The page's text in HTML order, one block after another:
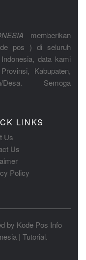
memberikan
pos ) di seluruh
data kami
Kabupaten,
Desa. Semoga
LINKS
Us
Us
Policy
by Kode Pos Info
| Tutorial.